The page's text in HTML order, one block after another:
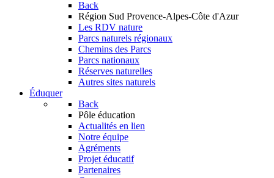
Back
Région Sud Provence-Alpes-Côte d'Azur
Les RDV nature
Parcs naturels régionaux
Chemins des Parcs
Parcs nationaux
Réserves naturelles
Autres sites naturels
Éduquer
Back
Pôle éducation
Actualités en lien
Notre équipe
Agréments
Projet éducatif
Partenaires